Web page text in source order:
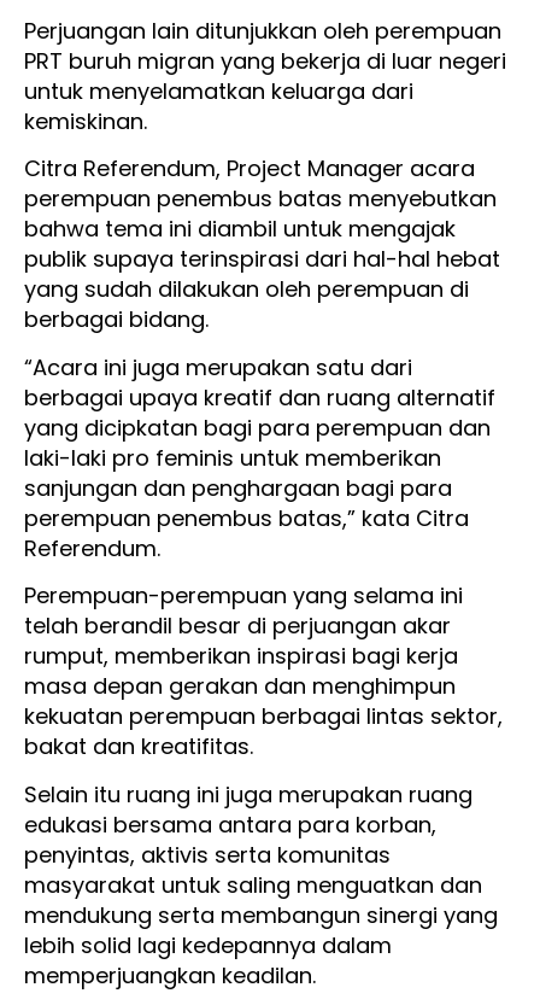
Perjuangan lain ditunjukkan oleh perempuan
PRT buruh migran yang bekerja di luar negeri
untuk menyelamatkan keluarga dari
kemiskinan.
Citra Referendum, Project Manager acara
perempuan penembus batas menyebutkan
bahwa tema ini diambil untuk mengajak
publik supaya terinspirasi dari hal-hal hebat
yang sudah dilakukan oleh perempuan di
berbagai bidang.
“Acara ini juga merupakan satu dari
berbagai upaya kreatif dan ruang alternatif
yang dicipkatan bagi para perempuan dan
laki-laki pro feminis untuk memberikan
sanjungan dan penghargaan bagi para
perempuan penembus batas,” kata Citra
Referendum.
Perempuan-perempuan yang selama ini
telah berandil besar di perjuangan akar
rumput, memberikan inspirasi bagi kerja
masa depan gerakan dan menghimpun
kekuatan perempuan berbagai lintas sektor,
bakat dan kreatifitas.
Selain itu ruang ini juga merupakan ruang
edukasi bersama antara para korban,
penyintas, aktivis serta komunitas
masyarakat untuk saling menguatkan dan
mendukung serta membangun sinergi yang
lebih solid lagi kedepannya dalam
memperjuangkan keadilan.